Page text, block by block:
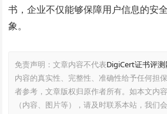
书，企业不仅能够保障用户信息的安
象。
免责声明：文章内容不代表DigiCert证书评测
内容的真实性、完整性、准确性给予任何担
者参考，文章版权归原作者所有。如本文内
（内容、图片等），请及时联系本站，我们